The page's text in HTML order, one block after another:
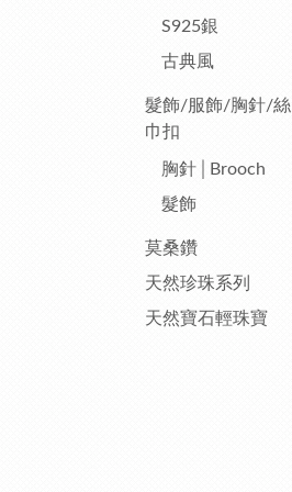
S925銀
古典風
髮飾/服飾/胸針/絲
巾扣
胸針│Brooch
髮飾
莫桑鑽
天然珍珠系列
天然寶石輕珠寶